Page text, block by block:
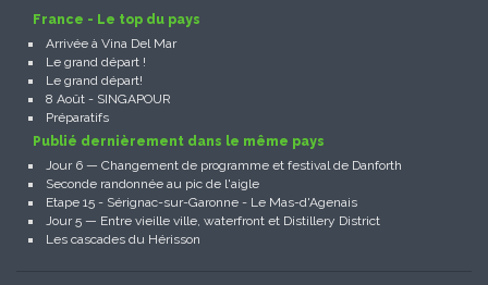
France - Le top du pays
Arrivée à Vina Del Mar
Le grand départ !
Le grand départ!
8 Août - SINGAPOUR
Préparatifs
Publié dernièrement dans le même pays
Jour 6 — Changement de programme et festival de Danforth
Seconde randonnée au pic de l'aigle
Etape 15 - Sérignac-sur-Garonne - Le Mas-d'Agenais
Jour 5 — Entre vieille ville, waterfront et Distillery District
Les cascades du Hérisson